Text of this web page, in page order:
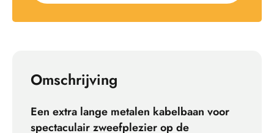
Omschrijving
Een extra lange metalen kabelbaan voor
spectaculair zweefplezier op de